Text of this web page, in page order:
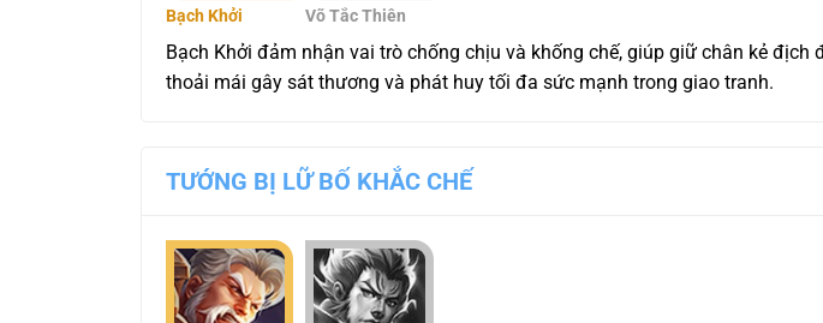
Bạch Khởi Võ Tắc Thiên
Bạch Khởi đảm nhận vai trò chống chịu và khống chế, giúp giữ chân kẻ địch
thoải mái gây sát thương và phát huy tối đa sức mạnh trong giao tranh.
TƯỚNG BỊ LỮ BỐ KHẮC CHẾ